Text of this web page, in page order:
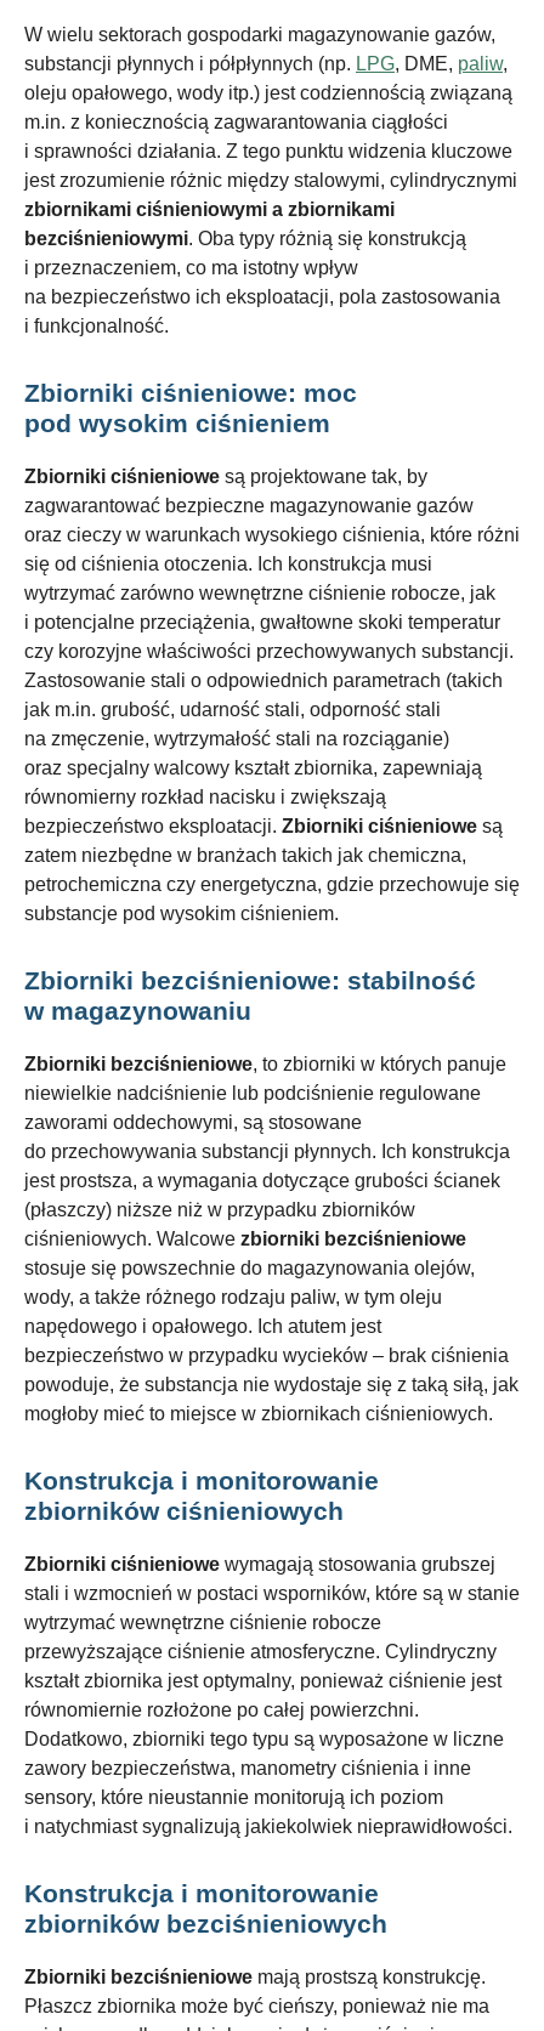
W wielu sektorach gospodarki magazynowanie gazów,
substancji płynnych i półpłynnych (np. LPG, DME, paliw,
oleju opałowego, wody itp.) jest codziennością związaną
m.in. z koniecznością zagwarantowania ciągłości
i sprawności działania. Z tego punktu widzenia kluczowe
jest zrozumienie różnic między stalowymi, cylindrycznymi
zbiornikami ciśnieniowymi a zbiornikami
bezciśnieniowymi. Oba typy różnią się konstrukcją
i przeznaczeniem, co ma istotny wpływ
na bezpieczeństwo ich eksploatacji, pola zastosowania
i funkcjonalność.
Zbiorniki ciśnieniowe: moc
pod wysokim ciśnieniem
Zbiorniki ciśnieniowe są projektowane tak, by
zagwarantować bezpieczne magazynowanie gazów
oraz cieczy w warunkach wysokiego ciśnienia, które różni
się od ciśnienia otoczenia. Ich konstrukcja musi
wytrzymać zarówno wewnętrzne ciśnienie robocze, jak
i potencjalne przeciążenia, gwałtowne skoki temperatur
czy korozyjne właściwości przechowywanych substancji.
Zastosowanie stali o odpowiednich parametrach (takich
jak m.in. grubość, udarność stali, odporność stali
na zmęczenie, wytrzymałość stali na rozciąganie)
oraz specjalny walcowy kształt zbiornika, zapewniają
równomierny rozkład nacisku i zwiększają
bezpieczeństwo eksploatacji. Zbiorniki ciśnieniowe są
zatem niezbędne w branżach takich jak chemiczna,
petrochemiczna czy energetyczna, gdzie przechowuje się
substancje pod wysokim ciśnieniem.
Zbiorniki bezciśnieniowe: stabilność
w magazynowaniu
Zbiorniki bezciśnieniowe, to zbiorniki w których panuje
niewielkie nadciśnienie lub podciśnienie regulowane
zaworami oddechowymi, są stosowane
do przechowywania substancji płynnych. Ich konstrukcja
jest prostsza, a wymagania dotyczące grubości ścianek
(płaszczy) niższe niż w przypadku zbiorników
ciśnieniowych. Walcowe zbiorniki bezciśnieniowe
stosuje się powszechnie do magazynowania olejów,
wody, a także różnego rodzaju paliw, w tym oleju
napędowego i opałowego. Ich atutem jest
bezpieczeństwo w przypadku wycieków – brak ciśnienia
powoduje, że substancja nie wydostaje się z taką siłą, jak
mogłoby mieć to miejsce w zbiornikach ciśnieniowych.
Konstrukcja i monitorowanie
zbiorników ciśnieniowych
Zbiorniki ciśnieniowe wymagają stosowania grubszej
stali i wzmocnień w postaci wsporników, które są w stanie
wytrzymać wewnętrzne ciśnienie robocze
przewyższające ciśnienie atmosferyczne. Cylindryczny
kształt zbiornika jest optymalny, ponieważ ciśnienie jest
równomiernie rozłożone po całej powierzchni.
Dodatkowo, zbiorniki tego typu są wyposażone w liczne
zawory bezpieczeństwa, manometry ciśnienia i inne
sensory, które nieustannie monitorują ich poziom
i natychmiast sygnalizują jakiekolwiek nieprawidłowości.
Konstrukcja i monitorowanie
zbiorników bezciśnieniowych
Zbiorniki bezciśnieniowe mają prostszą konstrukcję.
Płaszcz zbiornika może być cieńszy, ponieważ nie ma